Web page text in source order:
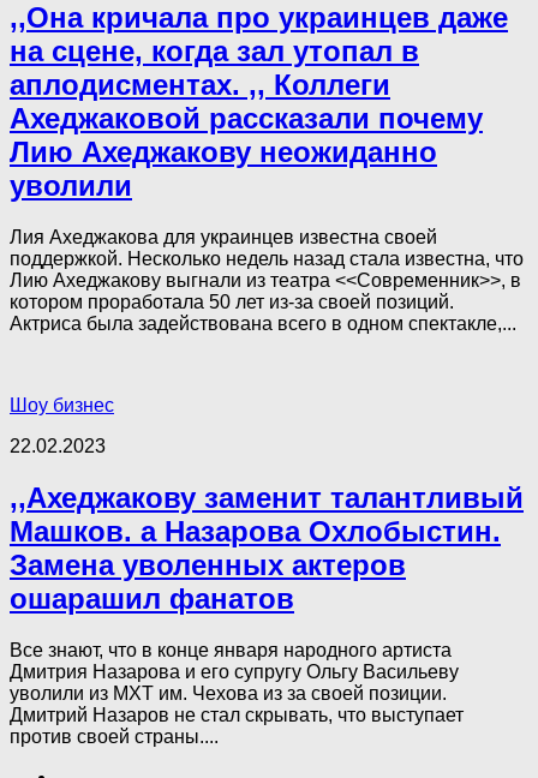
,,Она кричала про украинцев даже
на сцене, когда зал утопал в
аплодисментах. ,, Коллеги
Ахеджаковой рассказали почему
Лию Ахеджакову неожиданно
уволили
Лия Ахеджакова для украинцев известна своей
поддержкой. Несколько недель назад стала известна, что
Лию Ахеджакову выгнали из театра <<Современник>>, в
котором проработала 50 лет из-за своей позиций.
Актриса была задействована всего в одном спектакле,...
Шоу бизнес
22.02.2023
,,Ахеджакову заменит талантливый
Машков. а Назарова Охлобыстин.
Замена уволенных актеров
ошарашил фанатов
Все знают, что в конце января народного артиста
Дмитрия Назарова и его супругу Ольгу Васильеву
уволили из МХТ им. Чехова из за своей позиции.
Дмитрий Назаров не стал скрывать, что выступает
против своей страны....